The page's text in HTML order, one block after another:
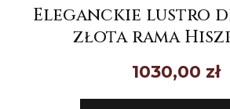
Eleganckie lustro
złota rama
1030,00 zł